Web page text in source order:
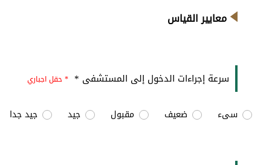
معايير القياس
سرعة إجراءات الدخول إلى المستشفى * * حقل اجباري
سىء ضعيف مقبول جيد جيد جدا